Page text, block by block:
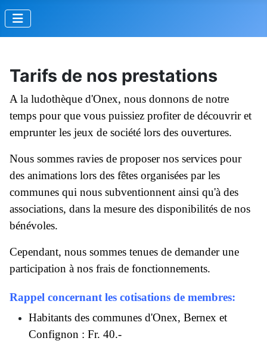
Tarifs de nos prestations
A la ludothèque d'Onex, nous donnons de notre
temps pour que vous puissiez profiter de découvrir et
emprunter les jeux de société lors des ouvertures.
Nous sommes ravies de proposer nos services pour
des animations lors des fêtes organisées par les
communes qui nous subventionnent ainsi qu'à des
associations, dans la mesure des disponibilités de nos
bénévoles.
Cependant, nous sommes tenues de demander une
participation à nos frais de fonctionnements.
Rappel concernant les cotisations de membres:
Habitants des communes d'Onex, Bernex et
Confignon : Fr. 40.-